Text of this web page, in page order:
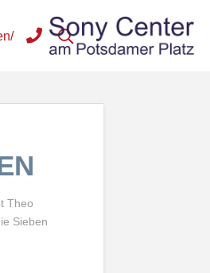
Theo
Sieben